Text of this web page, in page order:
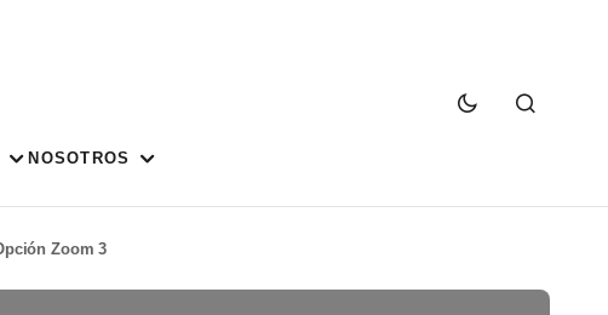
NOSOTROS
Zoom 3